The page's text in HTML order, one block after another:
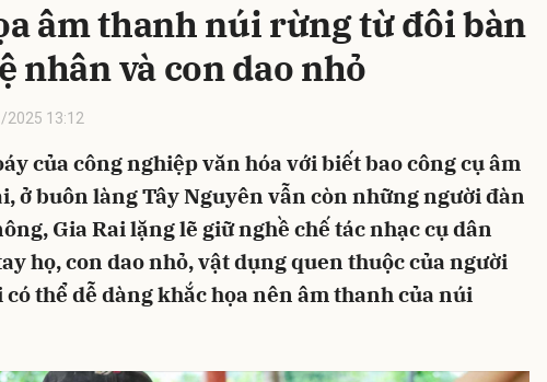
âm thanh núi rừng từ đôi bàn
nhân và con dao nhỏ
2025 13:12
của công nghiệp văn hóa với biết bao công cụ âm
ở buôn làng Tây Nguyên vẫn còn những người đàn
Gia Rai lặng lẽ giữ nghề chế tác nhạc cụ dân
họ, con dao nhỏ, vật dụng quen thuộc của người
thể dễ dàng khắc họa nên âm thanh của núi
Hủy